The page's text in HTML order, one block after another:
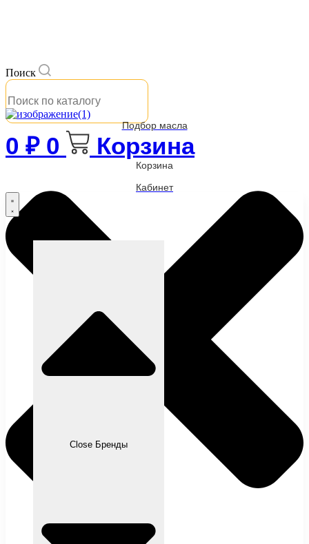
Поиск
Подбор масла
0 ₽ 0 Корзина
Корзина
Кабинет
Close Бренды